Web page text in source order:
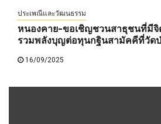
ประเพณีและวัฒนธรรม
หนองคาย-ขอเชิญชวนสาธุชนที่มี
รวมพลังบุญต่อทุนกฐินสามัคคีที่วัด
16/09/2025